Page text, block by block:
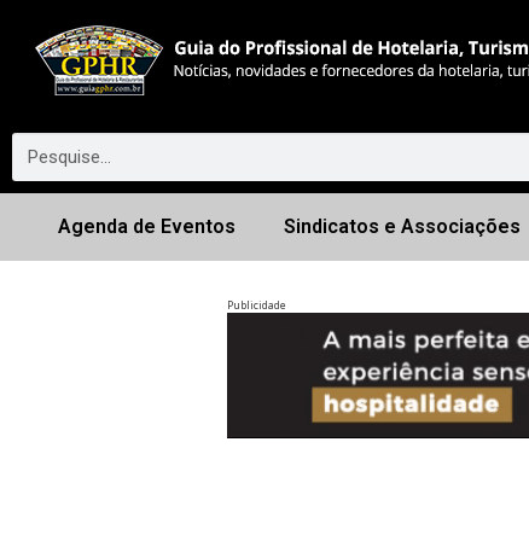
Agenda de Eventos Sindicatos e Associações
Publicidade